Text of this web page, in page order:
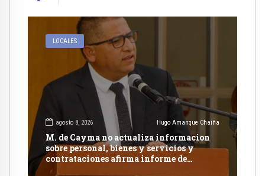
LOCALES
agosto 8, 2026 Hugo Amanque Chaiña
M. de Cayma no actualiza informacion
sobre personal, bienes y servicios y
contrataciones afirma informe de
Contraloría